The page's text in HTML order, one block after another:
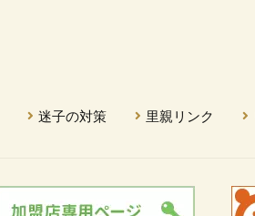
迷子の対策 里親リンク